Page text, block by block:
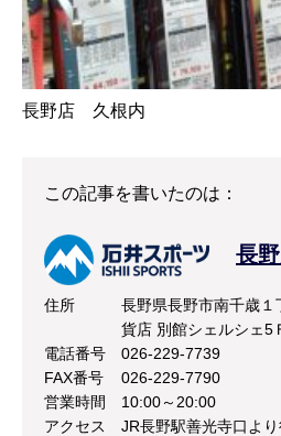
長野店 久根内
この記事を書いたのは：
長
住所
長野県長野市南千歳
貨店 別館シェルシェ5
電話番号
026-229-7739
FAX番号
026-229-7790
営業時間
10:00～20:00
アクセス
JR長野駅善光寺口よ